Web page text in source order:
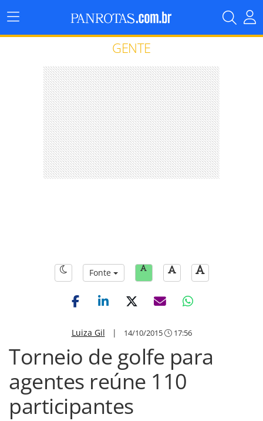
Menu
Principal
GENTE
Fonte
Luiza Gil | 14/10/2015 17:56
Torneio de golfe para
agentes reúne 110
participantes